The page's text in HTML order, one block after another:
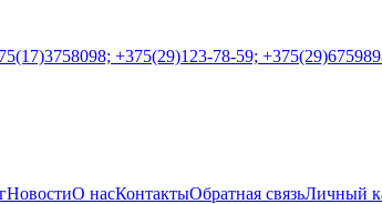
+375(29)123-78-59;
НовостиО насКонтактыОбратная связьЛичный